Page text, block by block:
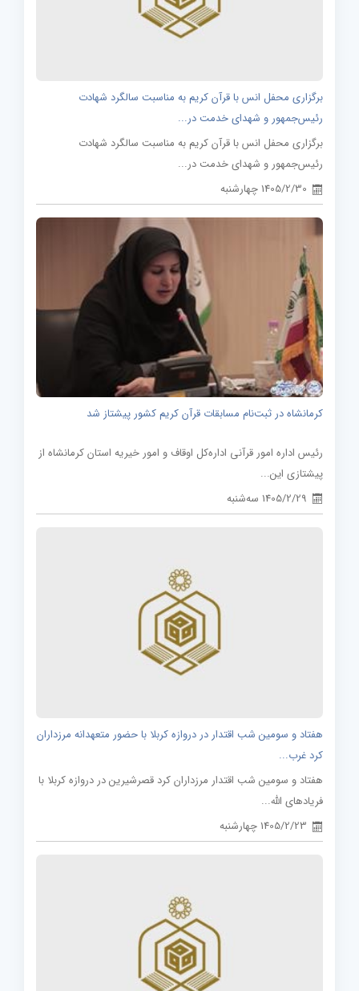
برگزاری محفل انس با قرآن کریم به مناسبت سالگرد شهادت
رئیس‌جمهور و شهدای خدمت در...
برگزاری محفل انس با قرآن کریم به مناسبت سالگرد شهادت
رئیس‌جمهور و شهدای خدمت در...
1405/2/30 چهارشنبه
کرمانشاه در ثبت‌نام مسابقات قرآن کریم کشور پیشتاز شد
رئیس اداره امور قرآنی اداره‌کل اوقاف و امور خیریه استان کرمانشاه از
پیشتازی این...
1405/2/29 سه‌شنبه
هفتاد و سومین شب اقتدار در دروازه کربلا با حضور متعهدانه مرزداران
کرد غرب...
هفتاد و سومین شب اقتدار مرزداران کرد قصرشیرین در دروازه کربلا با
فریادهای الله...
1405/2/23 چهارشنبه